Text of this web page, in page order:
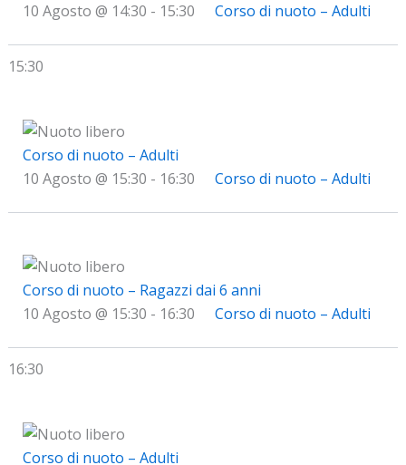
10 Agosto @ 14:30 - 15:30 Corso di nuoto – Adulti
15:30
Corso di nuoto – Adulti
10 Agosto @ 15:30 - 16:30 Corso di nuoto – Adulti
Corso di nuoto – Ragazzi dai 6 anni
10 Agosto @ 15:30 - 16:30 Corso di nuoto – Adulti
16:30
Corso di nuoto – Adulti